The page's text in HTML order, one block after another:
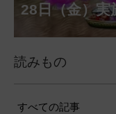
日（水）実施
年８月12日（
（月）実施）
28日（金）実
月31日（月）
（金）実施）
14日（月）実
日（土）実施
施）
（金）実施）
仕）
ポストコロナ
読みもの
すべての記事